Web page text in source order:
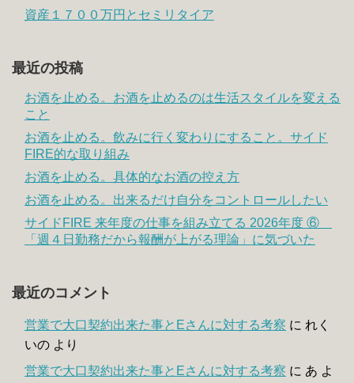
資産１７００万円とセミリタイア
最近の投稿
お酒を止める。お酒を止めるのは生活スタイルを変える
こと
お酒を止める。飲みに行く変わりにすること。サイド
FIRE的な取り組み
お酒を止める。具体的なお酒の控え方
お酒を止める。出来るだけ自分をコントロールしたい
サイドFIRE 来年度の仕事を組み立てる 2026年度 ⑥
「週４日勤務だから報酬が上がる理論」に気づいた
最近のコメント
営業で大口契約出来た事とEさんに対する考察 に れく
いの より
営業で大口契約出来た事とEさんに対する考察 に あ よ